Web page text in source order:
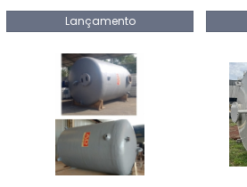
Lançamento